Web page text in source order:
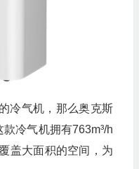
冷气机，那么奥克斯
冷气机拥有763m³/h
盖大面积的空间，为